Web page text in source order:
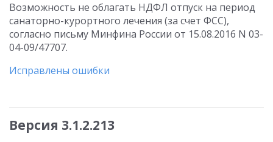
Возможность не облагать НДФЛ отпуск на период
санаторно-курортного лечения (за счет ФСС),
согласно письму Минфина России от 15.08.2016 N 03-
04-09/47707.
Исправлены ошибки
Версия 3.1.2.213